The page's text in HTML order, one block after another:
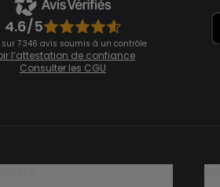
4.6/5
sur 7 346 avis soumis à un contrôle
l’attestation de confiance
Consulter les CGU